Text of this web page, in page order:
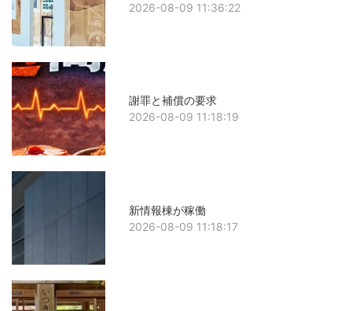
2026-08-09 11:36:22
謝罪と補償の要求
2026-08-09 11:18:19
新情報棟が稼働
2026-08-09 11:18:17